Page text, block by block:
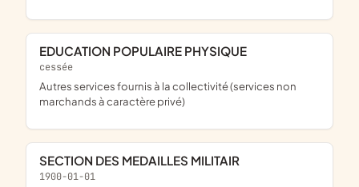
EDUCATION POPULAIRE PHYSIQUE
cessée
Autres services fournis à la collectivité (services non
marchands à caractère privé)
SECTION DES MEDAILLES MILITAIR
1900-01-01